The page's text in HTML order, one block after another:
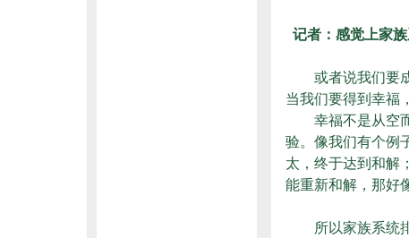
记者：感觉上家
或者说我们要成
当我们要得到幸福
幸福不是从空而
验。像我们有个例
太，终于达到和解
能重新和解，那好
所以家族系统排